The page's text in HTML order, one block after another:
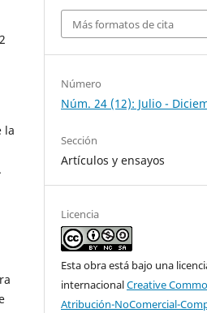
la
Más formatos de cita
Número
Núm. 24 (12): Julio -
Sección
Artículos y ensayos
Licencia
Esta obra está bajo una
internacionalCreative
Atribución-NoComercial-